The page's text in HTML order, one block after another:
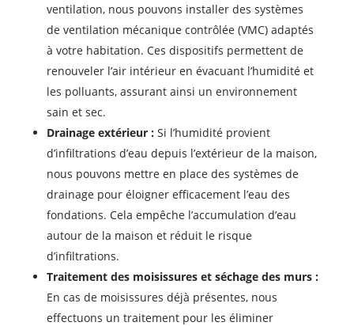
ventilation, nous pouvons installer des systèmes
de ventilation mécanique contrôlée (VMC) adaptés
à votre habitation. Ces dispositifs permettent de
renouveler l’air intérieur en évacuant l’humidité et
les polluants, assurant ainsi un environnement
sain et sec.
Drainage extérieur :Si l’humidité provient
d’infiltrations d’eau depuis l’extérieur de la maison,
nous pouvons mettre en place des systèmes de
drainage pour éloigner efficacement l’eau des
fondations. Cela empêche l’accumulation d’eau
autour de la maison et réduit le risque
d’infiltrations.
Traitement des moisissures et séchage des murs :
En cas de moisissures déjà présentes, nous
effectuons un traitement pour les éliminer